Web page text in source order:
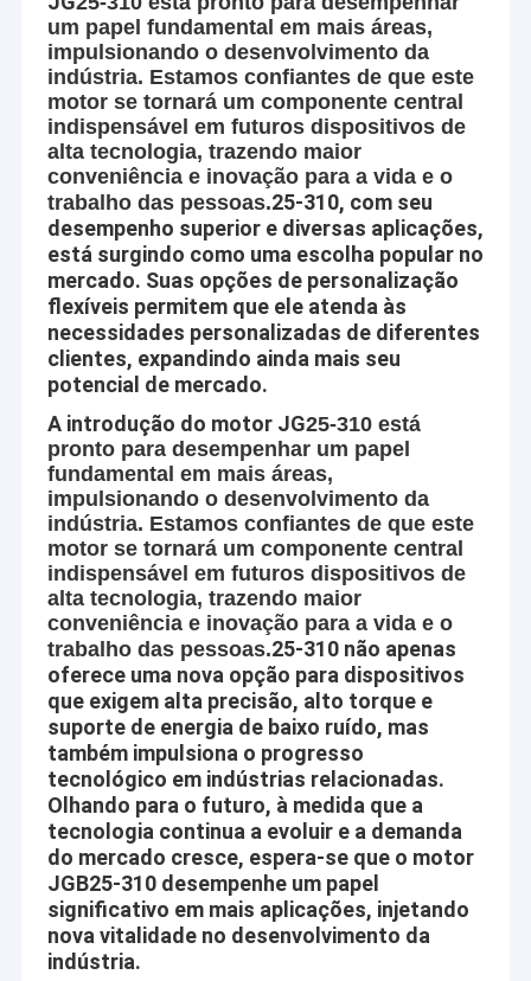
um papel fundamental em mais áreas,
impulsionando o desenvolvimento da
indústria. Estamos confiantes de que este
motor se tornará um componente central
indispensável em futuros dispositivos de
alta tecnologia, trazendo maior
conveniência e inovação para a vida e o
trabalho das pessoas.25-310, com seu
desempenho superior e diversas aplicações,
está surgindo como uma escolha popular no
mercado. Suas opções de personalização
flexíveis permitem que ele atenda às
necessidades personalizadas de diferentes
clientes, expandindo ainda mais seu
potencial de mercado.
A introdução do motor JG25-310 está
pronto para desempenhar um papel
fundamental em mais áreas,
impulsionando o desenvolvimento da
indústria. Estamos confiantes de que este
motor se tornará um componente central
indispensável em futuros dispositivos de
alta tecnologia, trazendo maior
conveniência e inovação para a vida e o
trabalho das pessoas.25-310 não apenas
oferece uma nova opção para dispositivos
que exigem alta precisão, alto torque e
suporte de energia de baixo ruído, mas
também impulsiona o progresso
tecnológico em indústrias relacionadas.
Olhando para o futuro, à medida que a
tecnologia continua a evoluir e a demanda
do mercado cresce, espera-se que o motor
JGB25-310 desempenhe um papel
significativo em mais aplicações, injetando
nova vitalidade no desenvolvimento da
indústria.